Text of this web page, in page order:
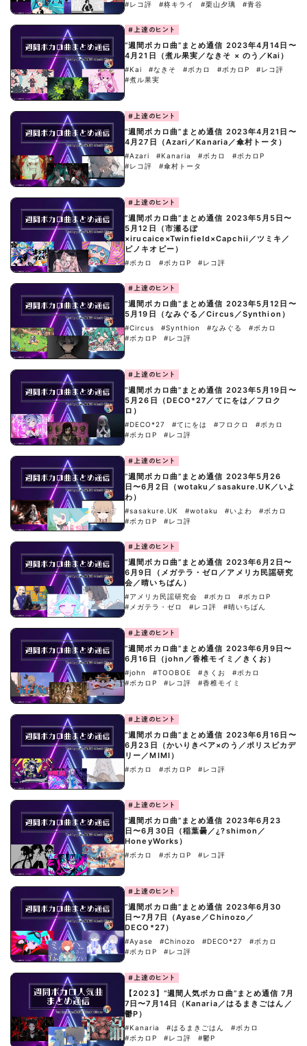
#レコ評 #柊キライ #栗山夕璃 #青谷
#上達のヒント
“週間ボカロ曲”まとめ通信 2023年4月14日〜
4月21日（煮ル果実／なきそ × のう／Kai）
#Kai #なきそ #ボカロ #ボカロP
#レコ評
#煮ル果実
#上達のヒント
“週間ボカロ曲”まとめ通信 2023年4月21日〜
4月27日（Azari／Kanaria／傘村トータ）
#Azari #Kanaria #ボカロ
#ボカロP
#レコ評
#傘村トータ
#上達のヒント
“週間ボカロ曲”まとめ通信 2023年5月5日〜
5月12日（市瀬るぽ
×irucaice×Twinfield×Capchii／ツミキ／
ピノキオピー）
#ボカロ #ボカロP #レコ評
#上達のヒント
“週間ボカロ曲”まとめ通信 2023年5月12日〜
5月19日（なみぐる／Circus／Synthion）
#Circus #Synthion #なみぐる
#ボカロ
#ボカロP
#レコ評
#上達のヒント
“週間ボカロ曲”まとめ通信 2023年5月19日〜
5月26日（DECO*27／てにをは／フロク
ロ）
#DECO*27 #てにをは #フロクロ
#ボカロ
#ボカロP
#レコ評
#上達のヒント
“週間ボカロ曲”まとめ通信 2023年5月26
日〜6月2日（wotaku／sasakure.‌UK／いよ
わ）
#sasakure.‌UK #wotaku #いよわ
#ボカロ
#ボカロP
#レコ評
#上達のヒント
“週間ボカロ曲”まとめ通信 2023年6月2日〜
6月9日（メガテラ・ゼロ／アメリカ民謡研究
会／晴いちばん）
#アメリカ民謡研究会 #ボカロ
#ボカロP
#メガテラ・ゼロ
#レコ評 #晴いちばん
#上達のヒント
“週間ボカロ曲”まとめ通信 2023年6月9日〜
6月16日（john／香椎モイミ／きくお）
#john #TOOBOE #きくお
#ボカロ
#ボカロP
#レコ評 #香椎モイミ
#上達のヒント
“週間ボカロ曲”まとめ通信 2023年6月16日〜
6月23日（かいりきベア×のう／ポリスピカデ
リー／MIMI）
#ボカロ #ボカロP #レコ評
#上達のヒント
“週間ボカロ曲”まとめ通信 2023年6月23
日〜6月30日（稲葉曇／¿?shimon／
HoneyWorks）
#ボカロ #ボカロP #レコ評
#上達のヒント
“週間ボカロ曲”まとめ通信 2023年6月30
日〜7月7日（Ayase／Chinozo／
DECO*27）
#Ayase #Chinozo #DECO*27
#ボカロ
#ボカロP
#レコ評
#上達のヒント
【2023】“週間人気ボカロ曲”まとめ通信 7月
7日〜7月14日（Kanaria／はるまきごはん／
鬱P）
#Kanaria #はるまきごはん
#ボカロ
#ボカロP
#レコ評 #鬱P